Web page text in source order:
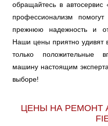
обращайтесь в
профессионализм
прежнюю надежность и
Наши цены приятно удивят
только положительные
машину настоящим
выборе!
ЦЕНЫ НА РЕМОНТ